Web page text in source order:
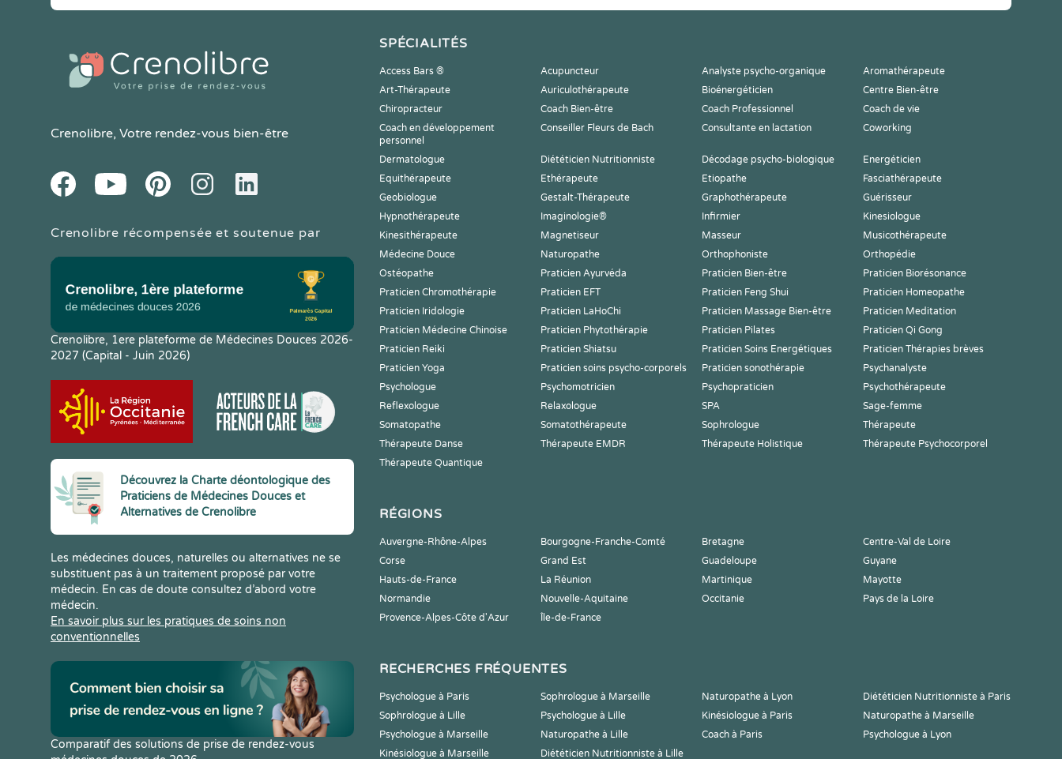
Crenolibre, Votre rendez-vous bien-être
FacebookYoutube PinteresetInstagramLinkedIn
Crenolibre récompensée et soutenue par
Crenolibre, 1ere plateforme de Médecines Douces 2026-
2027 (Capital - Juin 2026)
Découvrez la Charte déontologique des
Praticiens de Médecines Douces et
Alternatives de Crenolibre
Les médecines douces, naturelles ou alternatives ne se
substituent pas à un traitement proposé par votre
médecin. En cas de doute consultez d’abord votre
médecin.
En savoir plus sur les pratiques de soins non
conventionnelles
Comparatif des solutions de prise de rendez-vous
SPÉCIALITÉS
Access Bars ® Acupuncteur Analyste psycho-organique
Aromathérapeute
Art-Thérapeute
Auriculothérapeute Bioénergéticien
Centre Bien-être
Chiropracteur
Coach Bien-être Coach Professionnel
Coach de vie
Coach en développement
personnel
Conseiller Fleurs de Bach Consultante en lactation Coworking
Dermatologue Diététicien Nutritionniste Décodage psycho-biologique
Energéticien
Equithérapeute
Ethérapeute Etiopathe
Fasciathérapeute
Geobiologue
Gestalt-Thérapeute Graphothérapeute
Guérisseur
Hypnothérapeute
Imaginologie® Infirmier
Kinesiologue
Kinesithérapeute
Magnetiseur Masseur
Musicothérapeute
Médecine Douce
Naturopathe Orthophoniste
Orthopédie
Ostéopathe
Praticien Ayurvéda Praticien Bien-être
Praticien Biorésonance
Praticien Chromothérapie
Praticien EFT Praticien Feng Shui
Praticien Homeopathe
Praticien Iridologie
Praticien LaHoChi Praticien Massage Bien-être
Praticien Meditation
Praticien Médecine Chinoise
Praticien Phytothérapie Praticien Pilates
Praticien Qi Gong
Praticien Reiki
Praticien Shiatsu Praticien Soins Energétiques
Praticien Thérapies brèves
Praticien Yoga
Praticien soins psycho-corporels Praticien sonothérapie
Psychanalyste
Psychologue
Psychomotricien Psychopraticien
Psychothérapeute
Reflexologue
Relaxologue SPA
Sage-femme
Somatopathe
Somatothérapeute Sophrologue
Thérapeute
Thérapeute Danse
Thérapeute EMDR Thérapeute Holistique
Thérapeute Psychocorporel
Thérapeute Quantique
RÉGIONS
Auvergne-Rhône-Alpes Bourgogne-Franche-Comté Bretagne
Centre-Val de Loire
Corse
Grand Est Guadeloupe
Guyane
Hauts-de-France
La Réunion Martinique
Mayotte
Normandie
Nouvelle-Aquitaine Occitanie
Pays de la Loire
Provence-Alpes-Côte d'Azur
Île-de-France
RECHERCHES FRÉQUENTES
Psychologue à Paris Sophrologue à Marseille Naturopathe à Lyon
Diététicien Nutritionniste à Paris
Sophrologue à Lille
Psychologue à Lille Kinésiologue à Paris
Naturopathe à Marseille
Psychologue à Marseille
Naturopathe à Lille Coach à Paris
Psychologue à Lyon
Kinésiologue à Marseille
Diététicien Nutritionniste à Lille